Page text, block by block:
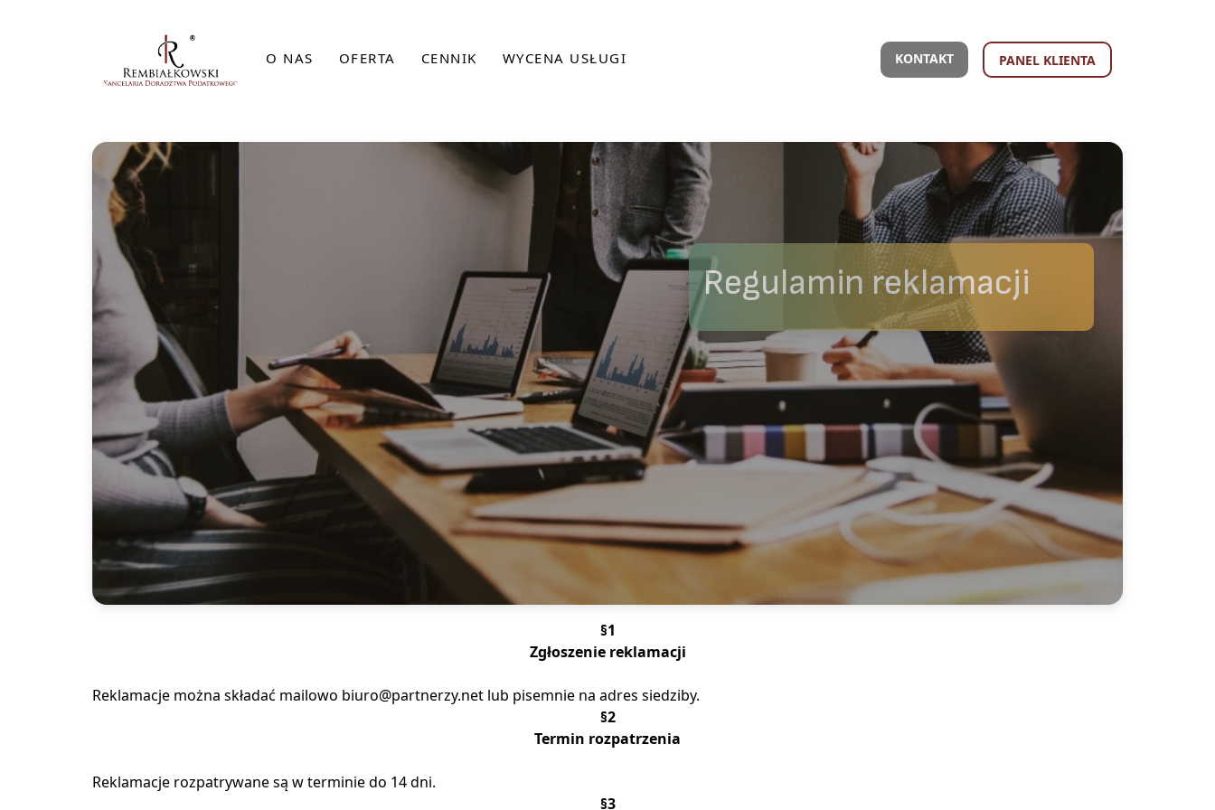
O NAS OFERTA CENNIK WYCENA USŁUGI KONTAKT PANEL KLIENTA
Regulamin reklamacji
§1
Zgłoszenie reklamacji
Reklamacje można składać mailowo biuro@partnerzy.net lub pisemnie na adres siedziby.
§2
Termin rozpatrzenia
Reklamacje rozpatrywane są w terminie do 14 dni.
§3